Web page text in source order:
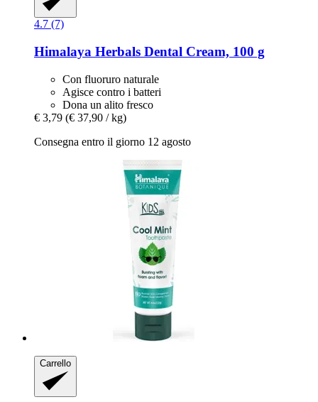
4.7 (7)
Himalaya Herbals Dental Cream, 100 g
Con fluoruro naturale
Agisce contro i batteri
Dona un alito fresco
€ 3,79 (€ 37,90 / kg)
Consegna entro il giorno 12 agosto
Carrello